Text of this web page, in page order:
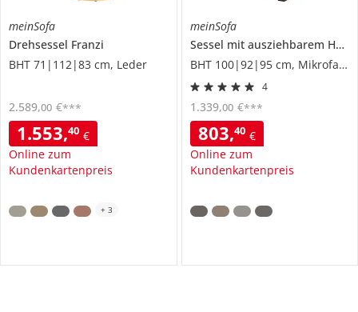
meinSofa
Drehsessel Franzi
BHT 71|112|83 cm, Leder
1.553,40 €
Online zum
Kundenkartenpreis
2.589,00 €***
+ 3
meinSofa
Sessel mit ausziehbarem Hocker
BHT 100|92|95 cm, Mikrofaser
4
803,40 €
Online zum
Kundenkartenpreis
1.339,00 €***